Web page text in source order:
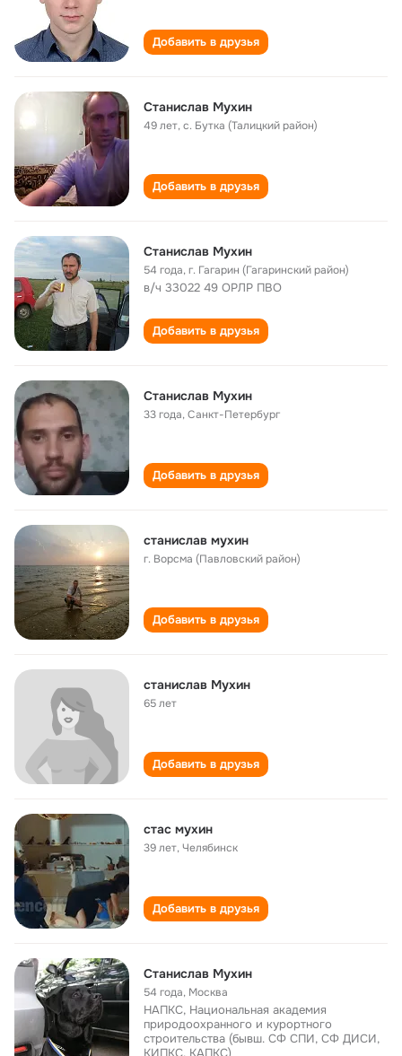
Добавить в друзья
Станислав Мухин
49 лет,с. Бутка (Талицкий район)
Добавить в друзья
Станислав Мухин
54 года,г. Гагарин (Гагаринский район)
в/ч 33022 49 ОРЛР ПВО
Добавить в друзья
Станислав Мухин
33 года,Санкт-Петербург
Добавить в друзья
станислав мухин
г. Ворсма (Павловский район)
Добавить в друзья
станислав Мухин
65 лет
Добавить в друзья
стас мухин
39 лет,Челябинск
Добавить в друзья
Станислав Мухин
54 года, Москва
НАПКС, Национальная академия
природоохранного и курортного
строительства (бывш. СФ СПИ, СФ ДИСИ,
КИПКС, КАПКС)